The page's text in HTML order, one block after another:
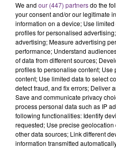
FIL D'ACTU
7 août 2026
LA CENTRALE
TOUJOURS À L'ARRÊT
Cela fait déjà une
We and our (447) partnersdo the
your consent and/or our legitimate
information on a device; Use
profiles for personalised
advertising; Measure advertising
performance; Understand
of data from different sources;
profiles to personalise content;
content; Use limited data to select
detect fraud, and fix errors; Deliver
Save and communicate privacy
process personal data such as IP
following functionalities: Identify
requested; Use precise
other data sources; Link different
information transmitted